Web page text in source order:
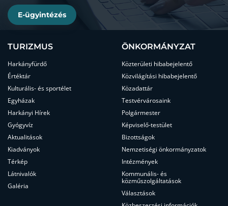
E-ügyintézés
TURIZMUS
Harkányfürdő
Értéktár
Kulturális- és sportélet
Egyházak
Harkányi Hírek
Gyógyvíz
Aktualitások
Kiadványok
Térkép
Látnivalók
Galéria
ÖNKORMÁNYZAT
Közterületi hibabejelentő
Közvilágítási hibabejelentő
Közadattár
Testvérvárosaink
Polgármester
Képviselő-testület
Bizottságok
Nemzetiségi önkormányzatok
Intézmények
Kommunális- és
közműszolgáltatások
Választások